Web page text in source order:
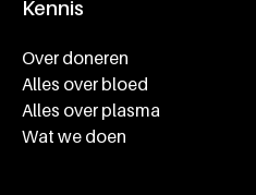
Kennis
Over doneren
Alles over bloed
Alles over plasma
Wat we doen